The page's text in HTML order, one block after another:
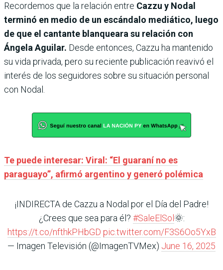
Recordemos que la relación entre Cazzu y Nodal
terminó en medio de un escándalo mediático, luego
de que el cantante blanqueara su relación con
Ángela Aguilar. Desde entonces, Cazzu ha mantenido
su vida privada, pero su reciente publicación reavivó el
interés de los seguidores sobre su situación personal
con Nodal.
Te puede interesar: Viral: “El guaraní no es
paraguayo”, afirmó argentino y generó polémica
¡INDIRECTA de Cazzu a Nodal por el Día del Padre!
¿Crees que sea para él? #SaleElSol 🌞:
https://t.co/nfthkPHbGD pic.twitter.com/F3S6Oo5YxB
— Imagen Televisión (@ImagenTVMex) June 16, 2025